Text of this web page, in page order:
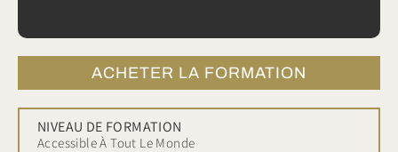
ACHETER LA FORMATION
NIVEAU DE FORMATION
Accessible À Tout Le Monde